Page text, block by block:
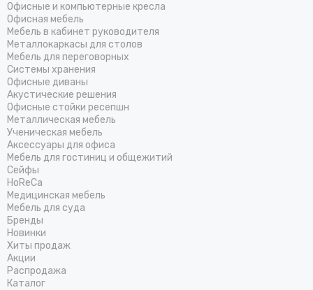
Офисные и компьютерные кресла
Офисная мебель
Мебель в кабинет руководителя
Металлокаркасы для столов
Мебель для переговорных
Системы хранения
Офисные диваны
Акустические решения
Офисные стойки ресепшн
Металлическая мебель
Ученическая мебель
Аксессуары для офиса
Мебель для гостиниц и общежитий
Cейфы
HoReCa
Медицинская мебель
Мебель для суда
Бренды
Новинки
Хиты продаж
Акции
Распродажа
Каталог